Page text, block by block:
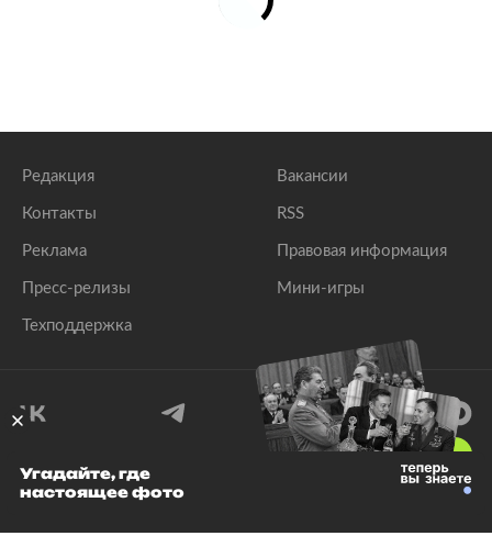
Редакция
Контакты
Реклама
Пресс-релизы
Техподдержка
Вакансии
RSS
Правовая информация
Мини-игры
© 1999–2026 Все права защищены.
Угадайте, где
настоящее фото